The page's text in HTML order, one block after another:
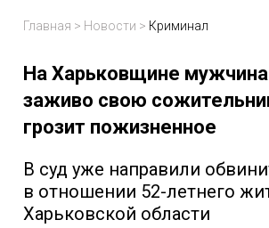
Главная > Новости > Криминал
На Харьковщине
заживо свою
грозит пожизненное
В суд уже направили
в отношении 52-летнего
Харьковской области